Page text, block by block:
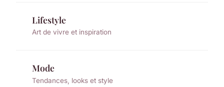
Lifestyle
Art de vivre et inspiration
Mode
Tendances, looks et style